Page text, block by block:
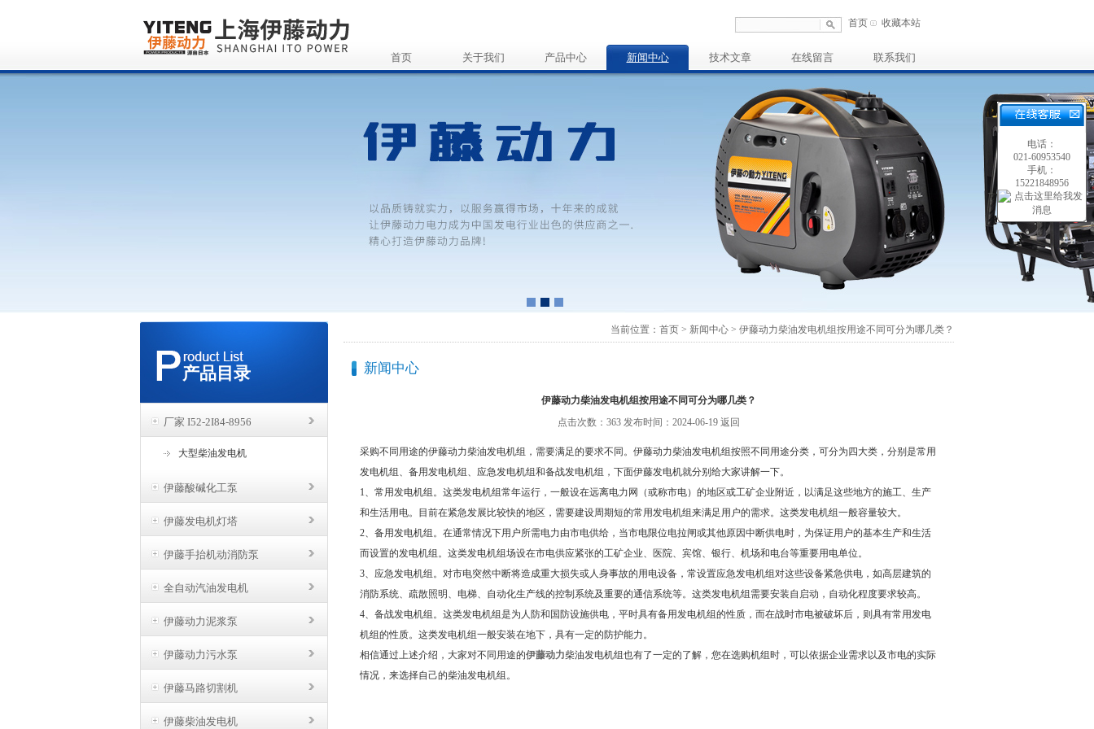
首页 收藏本站
首页 关于我们 产品中心 新闻中心 技术文章 在线留言 联系我们
产品目录
厂家 I52-2I84-8956
大型柴油发电机
伊藤酸碱化工泵
伊藤发电机灯塔
伊藤手抬机动消防泵
全自动汽油发电机
伊藤动力泥浆泵
伊藤动力污水泵
伊藤马路切割机
伊藤柴油发电机
当前位置： 首页 > 新闻中心 > 伊藤动力柴油发电机组按用途不同可分为哪几类？
新闻中心
伊藤动力柴油发电机组按用途不同可分为哪几类？
点击次数：363 发布时间：2024-06-19 返回
采购不同用途的伊藤动力柴油发电机组，需要满足的要求不同。伊藤动力柴油发电机组按照不同用途分类，可分为四大类，分别是常用
发电机组、备用发电机组、应急发电机组和备战发电机组，下面伊藤发电机就分别给大家讲解一下。
1、常用发电机组。这类发电机组常年运行，一般设在远离电力网（或称市电）的地区或工矿企业附近，以满足这些地方的施工、生产
和生活用电。目前在紧急发展比较快的地区，需要建设周期短的常用发电机组来满足用户的需求。这类发电机组一般容量较大。
2、备用发电机组。在通常情况下用户所需电力由市电供给，当市电限位电拉闸或其他原因中断供电时，为保证用户的基本生产和生活
而设置的发电机组。这类发电机组场设在市电供应紧张的工矿企业、医院、宾馆、银行、机场和电台等重要用电单位。
3、应急发电机组。对市电突然中断将造成重大损失或人身事故的用电设备，常设置应急发电机组对这些设备紧急供电，如高层建筑的
消防系统、疏散照明、电梯、自动化生产线的控制系统及重要的通信系统等。这类发电机组需要安装自启动，自动化程度要求较高。
4、备战发电机组。这类发电机组是为人防和国防设施供电，平时具有备用发电机组的性质，而在战时市电被破坏后，则具有常用发电
机组的性质。这类发电机组一般安装在地下，具有一定的防护能力。
相信通过上述介绍，大家对不同用途的伊藤动力柴油发电机组也有了一定的了解，您在选购机组时，可以依据企业需求以及市电的实际
情况，来选择自己的柴油发电机组。
电话：
021-60953540
手机：
15221848956